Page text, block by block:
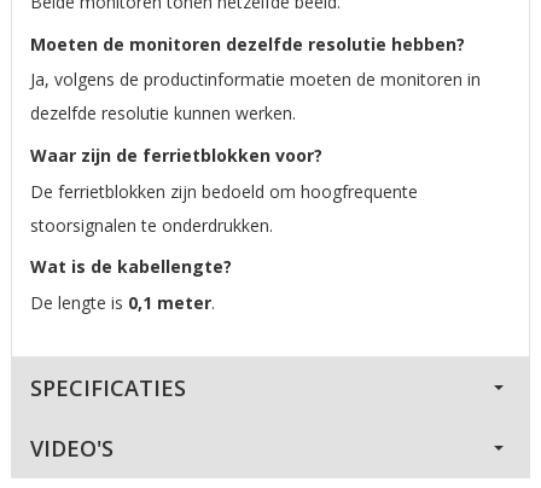
Moeten de monitoren dezelfde resolutie hebben?
Ja, volgens de productinformatie moeten de monitoren in
dezelfde resolutie kunnen werken.
Waar zijn de ferrietblokken voor?
De ferrietblokken zijn bedoeld om hoogfrequente
stoorsignalen te onderdrukken.
Wat is de kabellengte?
De lengte is 0,1 meter.
SPECIFICATIES
VIDEO'S